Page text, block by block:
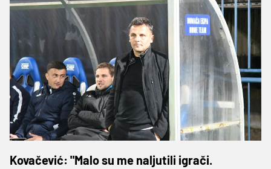
Kovačević: "Malo su me naljutili igrači.